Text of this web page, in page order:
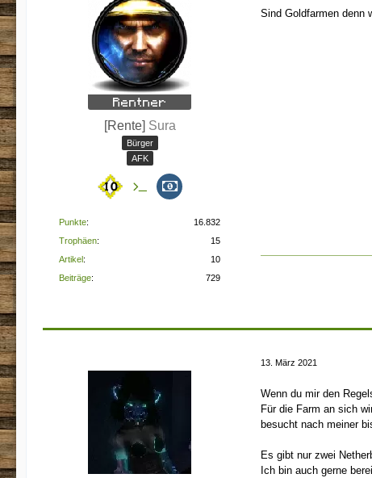
[Rente] Sura
Bürger
AFK
Punkte
16.832
Trophäen
15
Artikel
10
Beiträge
729
Sind Goldfarmen denn
13. März 2021
Wenn du mir den
Für die Farm an sich
besucht nach meiner
Es gibt nur zwei
Ich bin auch gerne